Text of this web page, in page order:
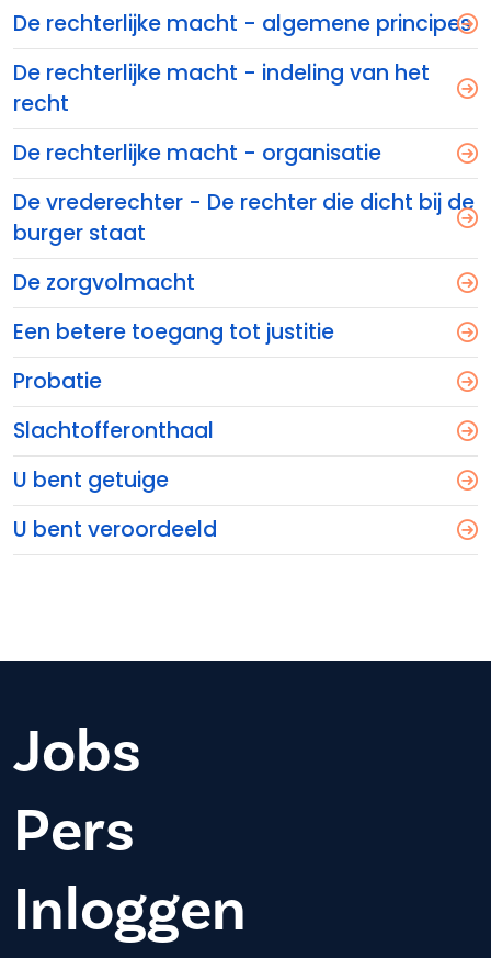
De rechterlijke macht - algemene principes
De rechterlijke macht - indeling van het
recht
De rechterlijke macht - organisatie
De vrederechter - De rechter die dicht bij de
burger staat
De zorgvolmacht
Een betere toegang tot justitie
Probatie
Slachtofferonthaal
U bent getuige
U bent veroordeeld
Jobs
Pers
Inloggen